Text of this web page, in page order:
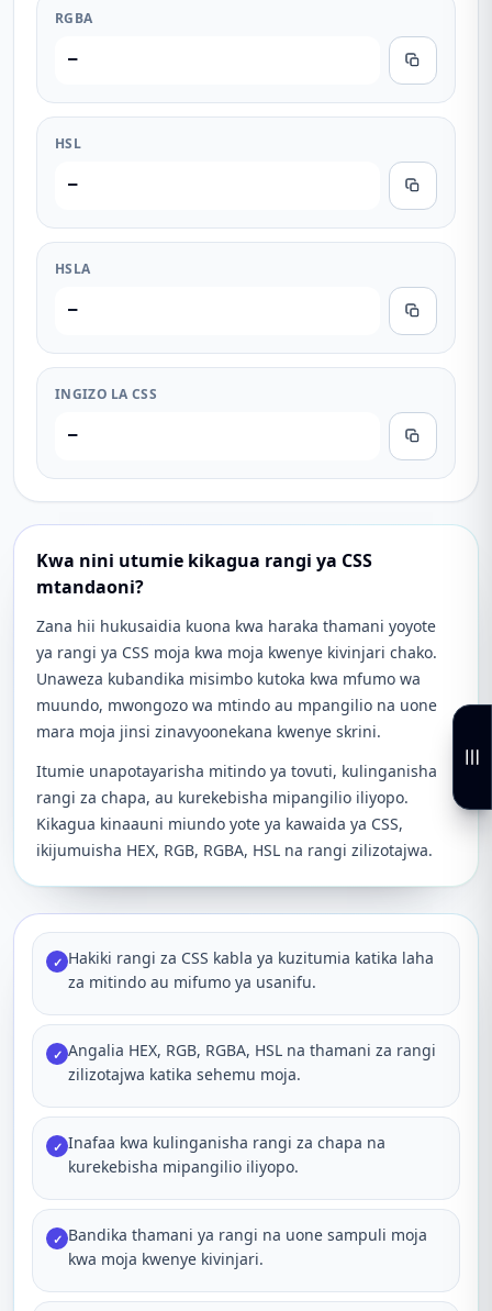
RGBA
—
HSL
—
HSLA
—
INGIZO LA CSS
—
Kwa nini utumie kikagua rangi ya CSS
mtandaoni?
Zana hii hukusaidia kuona kwa haraka thamani yoyote
ya rangi ya CSS moja kwa moja kwenye kivinjari chako.
Unaweza kubandika misimbo kutoka kwa mfumo wa
muundo, mwongozo wa mtindo au mpangilio na uone
mara moja jinsi zinavyoonekana kwenye skrini.
Itumie unapotayarisha mitindo ya tovuti, kulinganisha
rangi za chapa, au kurekebisha mipangilio iliyopo.
Kikagua kinaauni miundo yote ya kawaida ya CSS,
ikijumuisha HEX, RGB, RGBA, HSL na rangi zilizotajwa.
✓ Hakiki rangi za CSS kabla ya kuzitumia katika laha
za mitindo au mifumo ya usanifu.
✓ Angalia HEX, RGB, RGBA, HSL na thamani za rangi
zilizotajwa katika sehemu moja.
✓ Inafaa kwa kulinganisha rangi za chapa na
kurekebisha mipangilio iliyopo.
✓ Bandika thamani ya rangi na uone sampuli moja
kwa moja kwenye kivinjari.